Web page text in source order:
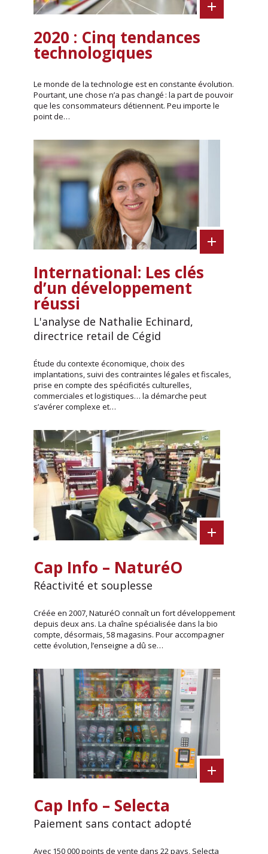
2020 : Cinq tendances
technologiques
Le monde de la technologie est en constante évolution.
Pourtant, une chose n’a pas changé : la part de pouvoir
que les consommateurs détiennent. Peu importe le
point de…
International: Les clés
d’un développement
réussi
L'analyse de Nathalie Echinard,
directrice retail de Cégid
Étude du contexte économique, choix des
implantations, suivi des contraintes légales et fiscales,
prise en compte des spécificités culturelles,
commerciales et logistiques… la démarche peut
s’avérer complexe et…
Cap Info – NaturéO
Réactivité et souplesse
Créée en 2007, NaturéO connaît un fort développement
depuis deux ans. La chaîne spécialisée dans la bio
compte, désormais, 58 magasins. Pour accompagner
cette évolution, l’enseigne a dû se…
Cap Info – Selecta
Paiement sans contact adopté
Avec 150 000 points de vente dans 22 pays, Selecta